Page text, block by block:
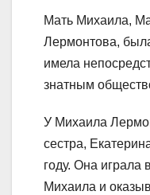
Мать Михаила,
Лермонтова,
имела
знатным
У Михаила
сестра,
году. Она играла
Михаила и